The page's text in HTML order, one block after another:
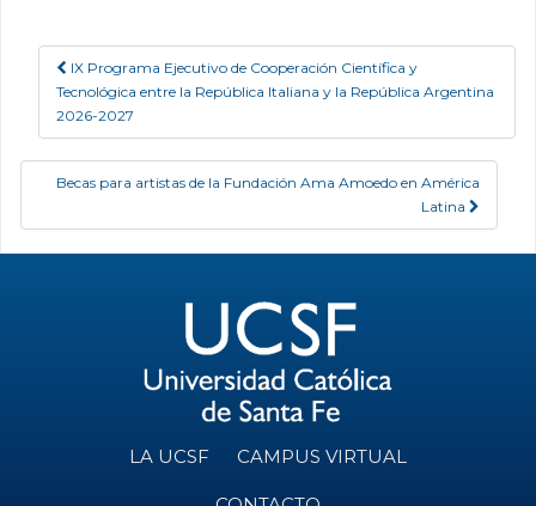
Post navigation
IX Programa Ejecutivo de Cooperación Científica y
Tecnológica entre la República Italiana y la República Argentina
2026-2027
Becas para artistas de la Fundación Ama Amoedo en América
Latina
LA UCSF CAMPUS VIRTUAL